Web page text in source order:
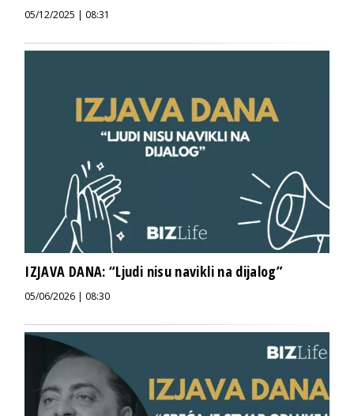
05/12/2025 | 08:31
IZJAVA DANA: “Ljudi nisu navikli na dijalog”
05/06/2026 | 08:30